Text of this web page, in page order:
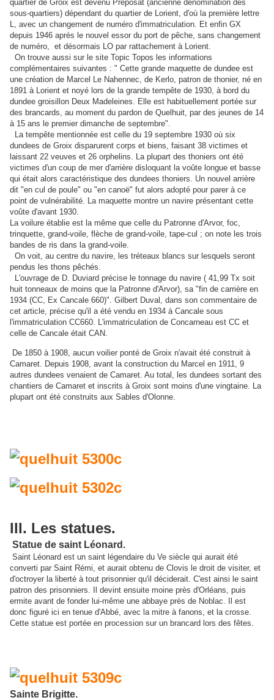
quartier de Groix est devenu Préposat (ancienne dénomination des
sous-quartiers) dépendant du quartier de Lorient, d'où la première lettre
L, avec un changement de numéro d'immatriculation. Et enfin GX
depuis 1946 après le nouvel essor du port de pêche, sans changement
de numéro, et désormais LO par rattachement à Lorient.
On trouve aussi sur le site Topic Topos les informations
complémentaires suivantes : " Cette grande maquette de dundee est
une création de Marcel Le Nahennec, de Kerlo, patron de thonier, né en
1891 à Lorient et noyé lors de la grande tempête de 1930, à bord du
dundee groisillon Deux Madeleines. Elle est habituellement portée sur
des brancards, au moment du pardon de Quelhuit, par des jeunes de 14
à 15 ans le premier dimanche de septembre".
La tempête mentionnée est celle du 19 septembre 1930 où six
dundees de Groix disparurent corps et biens, faisant 38 victimes et
laissant 22 veuves et 26 orphelins. La plupart des thoniers ont été
victimes d'un coup de mer d'arrière disloquant la voûte longue et basse
qui était alors caractéristique des dundees thoniers. Un nouvel arrière
dit "en cul de poule" ou "en canoë" fut alors adopté pour parer à ce
point de vulnérabilité. La maquette montre un navire présentant cette
voûte d'avant 1930.
La voilure établie est la même que celle du Patronne d'Arvor, foc,
trinquette, grand-voile, flèche de grand-voile, tape-cul ; on note les trois
bandes de ris dans la grand-voile.
On voit, au centre du navire, les tréteaux blancs sur lesquels seront
pendus les thons pêchés.
L'ouvrage de D. Duviard précise le tonnage du navire ( 41,99 Tx soit
huit tonneaux de moins que la Patronne d'Arvor), sa "fin de carrière en
1934 (CC, Ex Cancale 660)". Gilbert Duval, dans son commentaire de
cet article, précise qu'il a été vendu en 1934 à Cancale sous
l'immatriculation CC660. L'immatriculation de Concarneau est CC et
celle de Cancale était CAN.
De 1850 à 1908, aucun voilier ponté de Groix n'avait été construit à
Camaret. Depuis 1908, avant la construction du Marcel en 1911, 9
autres dundees venaient de Camaret. Au total, les dundees sortant des
chantiers de Camaret et inscrits à Groix sont moins d'une vingtaine. La
plupart ont été construits aux Sables d'Olonne.
III. Les statues.
Statue de saint Léonard.
Saint Léonard est un saint légendaire du Ve siècle qui aurait été
converti par Saint Rémi, et aurait obtenu de Clovis le droit de visiter, et
d'octroyer la liberté à tout prisonnier qu'il déciderait. C'est ainsi le saint
patron des prisonniers. Il devint ensuite moine près d'Orléans, puis
ermite avant de fonder lui-même une abbaye près de Noblac. Il est
donc figuré ici en tenue d'Abbé, avec la mitre à fanons, et la crosse.
Cette statue est portée en procession sur un brancard lors des fêtes.
Sainte Brigitte.